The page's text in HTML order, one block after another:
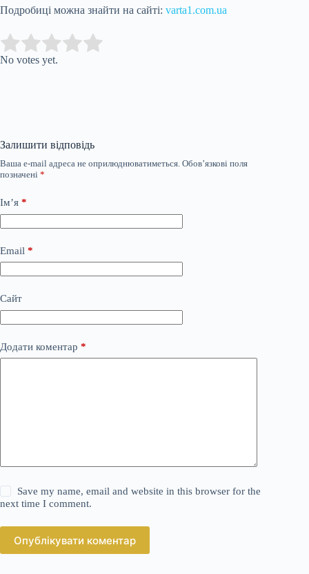
Подробиці можна знайти на сайті: varta1.com.ua
Rate this item:
No votes yet.
Залишити відповідь
Ваша e-mail адреса не оприлюднюватиметься. Обов’язкові поля
позначені *
Ім’я *
Email *
Сайт
Додати коментар *
Save my name, email and website in this browser for the
next time I comment.
Опублікувати коментар